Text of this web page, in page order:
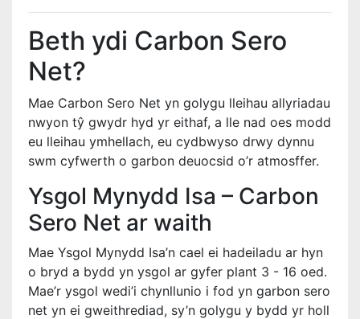
Beth ydi Carbon Sero
Net?
Mae Carbon Sero Net yn golygu lleihau allyriadau
nwyon tŷ gwydr hyd yr eithaf, a lle nad oes modd
eu lleihau ymhellach, eu cydbwyso drwy dynnu
swm cyfwerth o garbon deuocsid o’r atmosffer.
Ysgol Mynydd Isa – Carbon
Sero Net ar waith
Mae Ysgol Mynydd Isa’n cael ei hadeiladu ar hyn
o bryd a bydd yn ysgol ar gyfer plant 3 - 16 oed.
Mae’r ysgol wedi’i chynllunio i fod yn garbon sero
net yn ei gweithrediad, sy’n golygu y bydd yr holl